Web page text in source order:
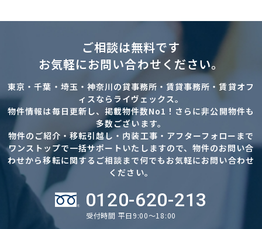
ご相談は無料です
お気軽にお問い合わせください。
東京・千葉・埼玉・神奈川の貸事務所・賃貸事務所・賃貸オフ
ィスならライヴェックス。
物件情報は毎日更新し、掲載物件数No1！さらに非公開物件も
多数ございます。
物件のご紹介・移転引越し・内装工事・アフターフォローまで
ワンストップで一括サポートいたしますので、物件のお問い合
わせから移転に関するご相談まで何でもお気軽にお問い合わせ
ください。
0120-620-213
受付時間 平日9:00～18:00